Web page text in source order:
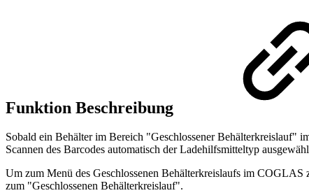
Funktion Beschreibung
Sobald ein Behälter im Bereich "Geschlossener Behälterkreislauf"
Scannen des Barcodes automatisch der Ladehilfsmitteltyp
Um zum Menü des Geschlossenen Behälterkreislaufs im COGLAS
zum "Geschlossenen Behälterkreislauf".